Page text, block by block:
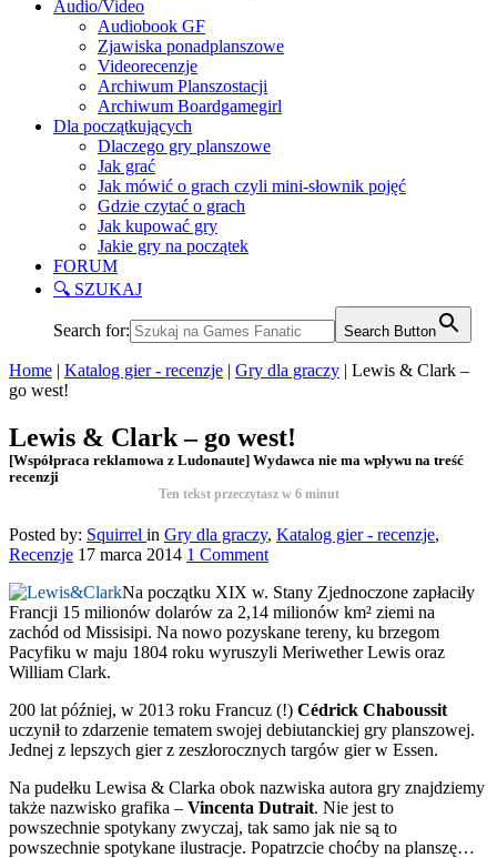
Audio/Video
Audiobook GF
Zjawiska ponadplanszowe
Videorecenzje
Archiwum Planszostacji
Archiwum Boardgamegirl
Dla początkujących
Dlaczego gry planszowe
Jak grać
Jak mówić o grach czyli mini-słownik pojęć
Gdzie czytać o grach
Jak kupować gry
Jakie gry na początek
FORUM
🔍 SZUKAJ
Search for: Search Button
Home | Katalog gier - recenzje | Gry dla graczy | Lewis & Clark –
go west!
Lewis & Clark – go west!
[Współpraca reklamowa z Ludonaute] Wydawca nie ma wpływu na treść
recenzji
Ten tekst przeczytasz w 6 minut
Posted by: Squirrel in Gry dla graczy, Katalog gier - recenzje,
Recenzje 17 marca 2014 1 Comment
Na początku XIX w. Stany Zjednoczone zapłaciły
Francji 15 milionów dolarów za 2,14 milionów km² ziemi na
zachód od Missisipi. Na nowo pozyskane tereny, ku brzegom
Pacyfiku w maju 1804 roku wyruszyli Meriwether Lewis oraz
William Clark.
200 lat później, w 2013 roku Francuz (!) Cédrick Chaboussit
uczynił to zdarzenie tematem swojej debiutanckiej gry planszowej.
Jednej z lepszych gier z zeszłorocznych targów gier w Essen.
Na pudełku Lewisa & Clarka obok nazwiska autora gry znajdziemy
także nazwisko grafika – Vincenta Dutrait. Nie jest to
powszechnie spotykany zwyczaj, tak samo jak nie są to
powszechnie spotykane ilustracje. Popatrzcie choćby na planszę…